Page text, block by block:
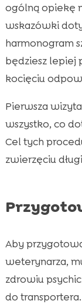
ogólną opiekę
wskazówki
harmonogram
będziesz lepiej
kocięciu
Pierwsza
wszystko, co
Cel tych
zwierzęciu
Aby
weterynarza,
zdrowiu
do